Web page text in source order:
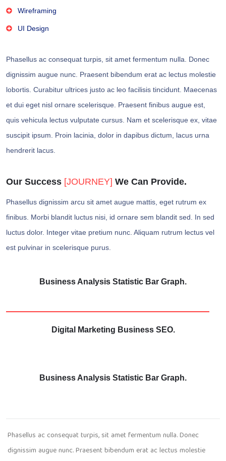
Wireframing
UI Design
Phasellus ac consequat turpis, sit amet fermentum nulla. Donec
dignissim augue nunc. Praesent bibendum erat ac lectus molestie
lobortis. Curabitur ultrices justo ac leo facilisis tincidunt. Maecenas
et dui eget nisl ornare scelerisque. Praesent finibus augue est,
quis vehicula lectus vulputate cursus. Nam et scelerisque ex, vitae
suscipit ipsum. Proin lacinia, dolor in dapibus dictum, lacus urna
hendrerit lacus.
Our Success [JOURNEY] We Can Provide.
Phasellus dignissim arcu sit amet augue mattis, eget rutrum ex
finibus. Morbi blandit luctus nisi, id ornare sem blandit sed. In sed
luctus dolor. Integer vitae pretium nunc. Aliquam rutrum lectus vel
est pulvinar in scelerisque purus.
Business Analysis Statistic Bar Graph.
Digital Marketing Business SEO.
Business Analysis Statistic Bar Graph.
Phasellus ac consequat turpis, sit amet fermentum nulla. Donec
dignissim augue nunc. Praesent bibendum erat ac lectus molestie